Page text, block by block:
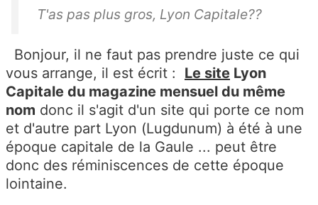
T'as pas plus gros, Lyon Capitale??
Bonjour, il ne faut pas prendre juste ce qui
vous arrange, il est écrit : Le site Lyon
Capitale du magazine mensuel du même
nom donc il s'agit d'un site qui porte ce nom
et d'autre part Lyon (Lugdunum) à été à une
époque capitale de la Gaule ... peut être
donc des réminiscences de cette époque
lointaine.